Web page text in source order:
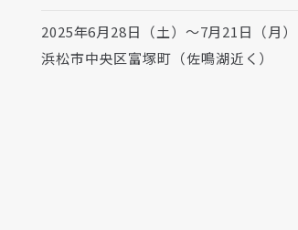
2025年6月28日（土）～7月21日（月）
浜松市中央区富塚町（佐鳴湖近く）